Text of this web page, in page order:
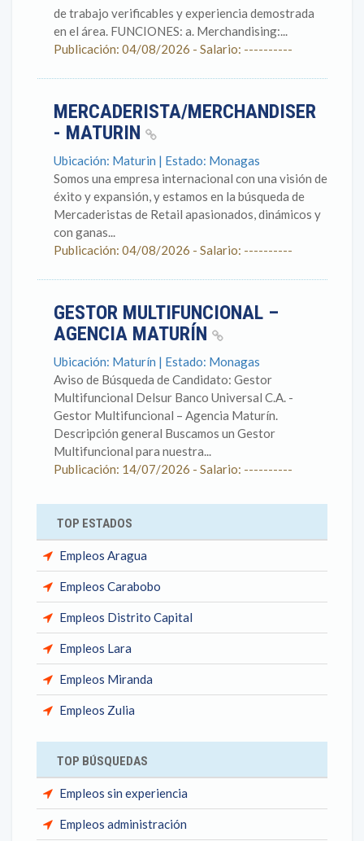
de trabajo verificables y experiencia demostrada
en el área. FUNCIONES: a. Merchandising:...
Publicación: 04/08/2026 - Salario: ----------
MERCADERISTA/MERCHANDISER
- MATURIN
Ubicación: Maturin | Estado: Monagas
Somos una empresa internacional con una visión de
éxito y expansión, y estamos en la búsqueda de
Mercaderistas de Retail apasionados, dinámicos y
con ganas...
Publicación: 04/08/2026 - Salario: ----------
GESTOR MULTIFUNCIONAL –
AGENCIA MATURÍN
Ubicación: Maturín | Estado: Monagas
Aviso de Búsqueda de Candidato: Gestor
Multifuncional Delsur Banco Universal C.A. -
Gestor Multifuncional – Agencia Maturín.
Descripción general Buscamos un Gestor
Multifuncional para nuestra...
Publicación: 14/07/2026 - Salario: ----------
TOP ESTADOS
Empleos Aragua
Empleos Carabobo
Empleos Distrito Capital
Empleos Lara
Empleos Miranda
Empleos Zulia
TOP BÚSQUEDAS
Empleos sin experiencia
Empleos administración